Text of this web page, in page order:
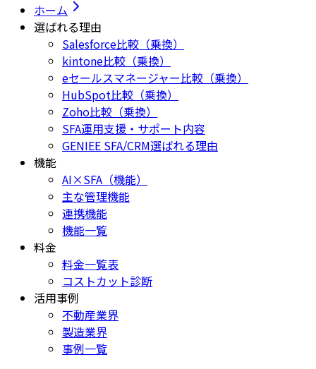
ホーム
選ばれる理由
Salesforce比較（乗換）
kintone比較（乗換）
eセールスマネージャー比較（乗換）
HubSpot比較（乗換）
Zoho比較（乗換）
SFA運用支援・サポート内容
GENIEE SFA/CRM選ばれる理由
機能
AI×SFA（機能）
主な管理機能
連携機能
機能一覧
料金
料金一覧表
コストカット診断
活用事例
不動産業界
製造業界
事例一覧